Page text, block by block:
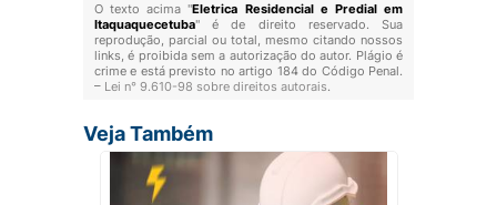
O texto acima "Eletrica Residencial e Predial em
Itaquaquecetuba" é de direito reservado. Sua
reprodução, parcial ou total, mesmo citando nossos
links, é proibida sem a autorização do autor. Plágio é
crime e está previsto no artigo 184 do Código Penal.
– Lei n° 9.610-98 sobre direitos autorais.
Veja Também